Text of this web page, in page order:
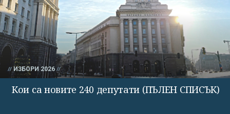
ИЗБОРИ 2026
Кои са новите 240 депутати (ПЪЛЕН СПИСЪК)